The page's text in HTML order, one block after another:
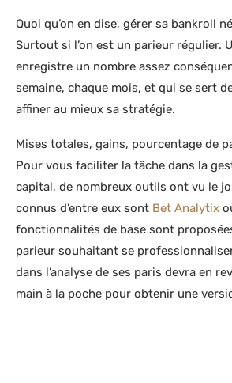
Quoi qu’on en dise, gérer sa bankroll
Surtout si l’on est un parieur régulier.
enregistre un nombre assez
semaine, chaque mois, et qui se sert
affiner au mieux sa stratégie.
Mises totales, gains, pourcentage de
Pour vous faciliter la tâche dans la
capital, de nombreux outils ont vu le
connus d’entre eux sont Bet Analytix
fonctionnalités de base sont
parieur souhaitant se
dans l’analyse de ses paris devra en
main à la poche pour obtenir une